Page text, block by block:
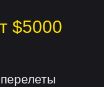
$5000